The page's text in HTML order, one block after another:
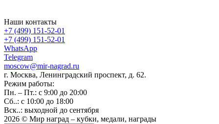
Наши контакты
+7 (499) 151-52-01
+7 (499) 151-52-01
WhatsApp
Telegram
moscow@mir-nagrad.ru
г. Москва, Ленинградский проспект, д. 62.
Режим работы:
Пн. – Пт.: с 9:00 до 20:00
Сб..: с 10:00 до 18:00
Вск..: выходной до сентября
2026 © Мир наград – кубки, медали, награды